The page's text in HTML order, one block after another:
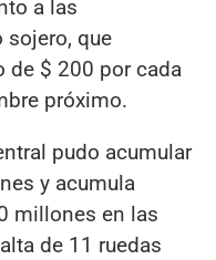
a las
que
de $ 200 por cada
próximo.
pudo acumular
y acumula
millones en las
de 11 ruedas